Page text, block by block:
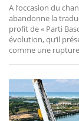
A l‘occasion du
abandonne la
profit de « Parti
évolution, qu‘il
comme une